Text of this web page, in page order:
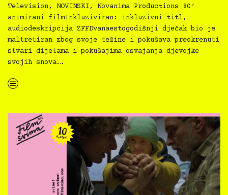
Television, NOVINSKI, Novanima Productions 80′
animirani filmInkluziviran: inkluzivni titl,
audiodeskripcija ZFFDvanaestogodišnji dječak bio je
maltretiran zbog svoje težine i pokušava preokrenuti
stvari dijetama i pokušajima osvajanja djevojke
svojih snova….
“